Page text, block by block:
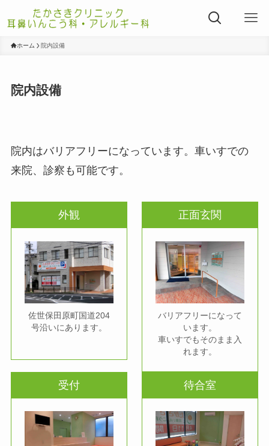
ホーム 院内設備
院内設備
院内はバリアフリーになっています。車いすでの
来院、診察も可能です。
外観
佐世保田原町国道204
号沿いにあります。
正面玄関
バリアフリーになって
います。
車いすでもそのまま入
れます。
受付 待合室